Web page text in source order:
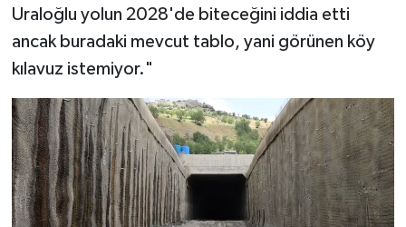
Uraloğlu yolun 2028'de biteceğini iddia etti
ancak buradaki mevcut tablo, yani görünen köy
kılavuz istemiyor."